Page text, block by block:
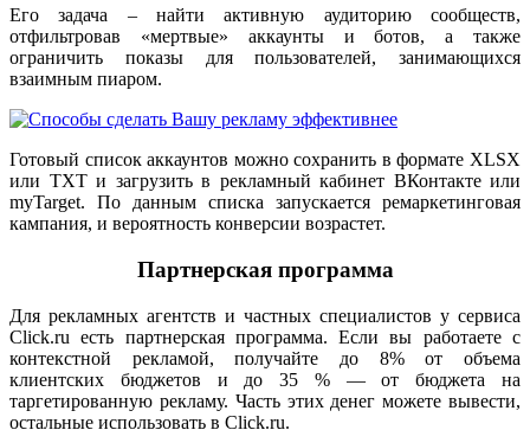
Его задача – найти активную аудиторию сообществ,
отфильтровав «мертвые» аккаунты и ботов, а также
ограничить показы для пользователей, занимающихся
взаимным пиаром.
Готовый список аккаунтов можно сохранить в формате XLSX
или TXT и загрузить в рекламный кабинет ВКонтакте или
myTarget. По данным списка запускается ремаркетинговая
кампания, и вероятность конверсии возрастет.
Партнерская программа
Для рекламных агентств и частных специалистов у сервиса
Click.ru есть партнерская программа. Если вы работаете с
контекстной рекламой, получайте до 8% от объема
клиентских бюджетов и до 35 % — от бюджета на
таргетированную рекламу. Часть этих денег можете вывести,
остальные использовать в Click.ru.